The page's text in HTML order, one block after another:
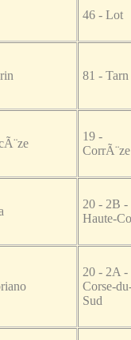
46 - Lot
81 - Tarn
19 -
CorrÃ¨ze
20 - 2B -
Haute-
20 - 2A -
Corse-
Sud